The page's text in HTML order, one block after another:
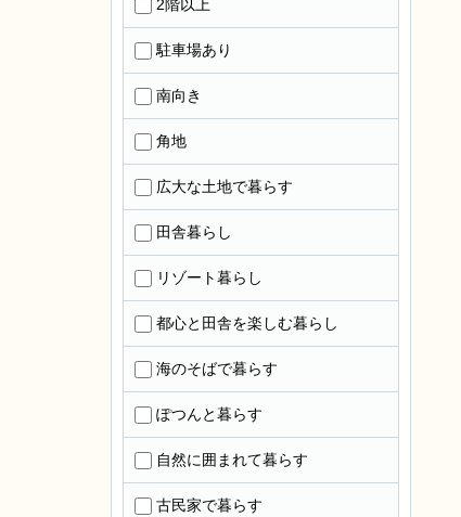
2階以上
駐車場あり
南向き
角地
広大な土地で暮らす
田舎暮らし
リゾート暮らし
都心と田舎を楽しむ暮らし
海のそばで暮らす
ぽつんと暮らす
自然に囲まれて暮らす
古民家で暮らす